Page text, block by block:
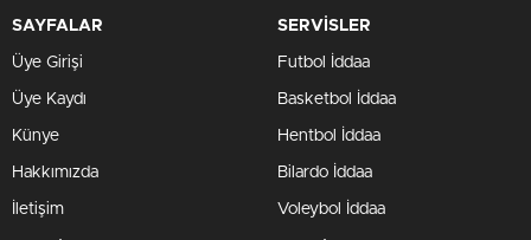
SAYFALAR
Üye Girişi
Üye Kaydı
Künye
Hakkımızda
İletişim
SERVİSLER
Futbol İddaa
Basketbol İddaa
Hentbol İddaa
Bilardo İddaa
Voleybol İddaa